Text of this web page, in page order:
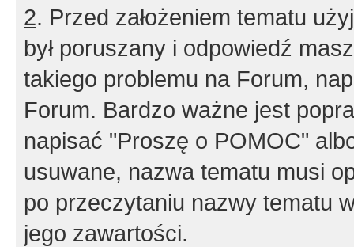
2. Przed założeniem tematu
był poruszany i odpowiedź
takiego problemu na Forum,
Forum. Bardzo ważne jest
napisać "Proszę o POMOC"
usuwane, nazwa tematu musi
po przeczytaniu nazwy tematu
jego zawartości.